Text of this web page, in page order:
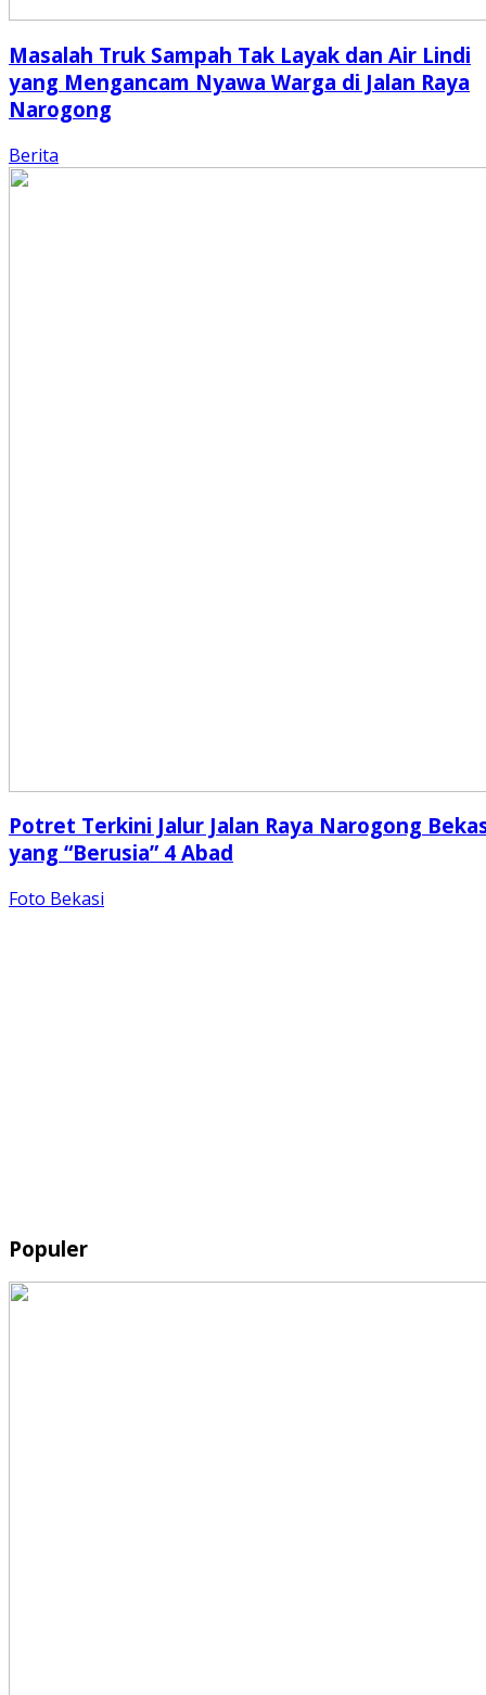
Masalah Truk Sampah Tak Layak dan Air Lindi
yang Mengancam Nyawa Warga di Jalan Raya
Narogong
Berita
Potret Terkini Jalur Jalan Raya Narogong
yang “Berusia” 4 Abad
Foto Bekasi
Populer